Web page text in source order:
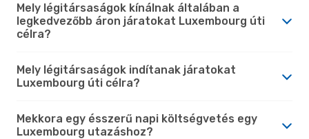
Mely légitársaságok kínálnak általában a
legkedvezőbb áron járatokat Luxembourg úti
célra?
Mely légitársaságok indítanak járatokat
Luxembourg úti célra?
Mekkora egy ésszerű napi költségvetés egy
Luxembourg utazáshoz?